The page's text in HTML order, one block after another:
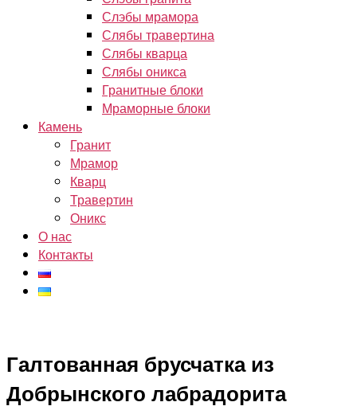
Слэбы мрамора
Слябы травертина
Слябы кварца
Слябы оникса
Гранитные блоки
Мраморные блоки
Камень
Гранит
Мрамор
Кварц
Травертин
Оникс
О нас
Контакты
Галтованная брусчатка из
Добрынского лабрадорита